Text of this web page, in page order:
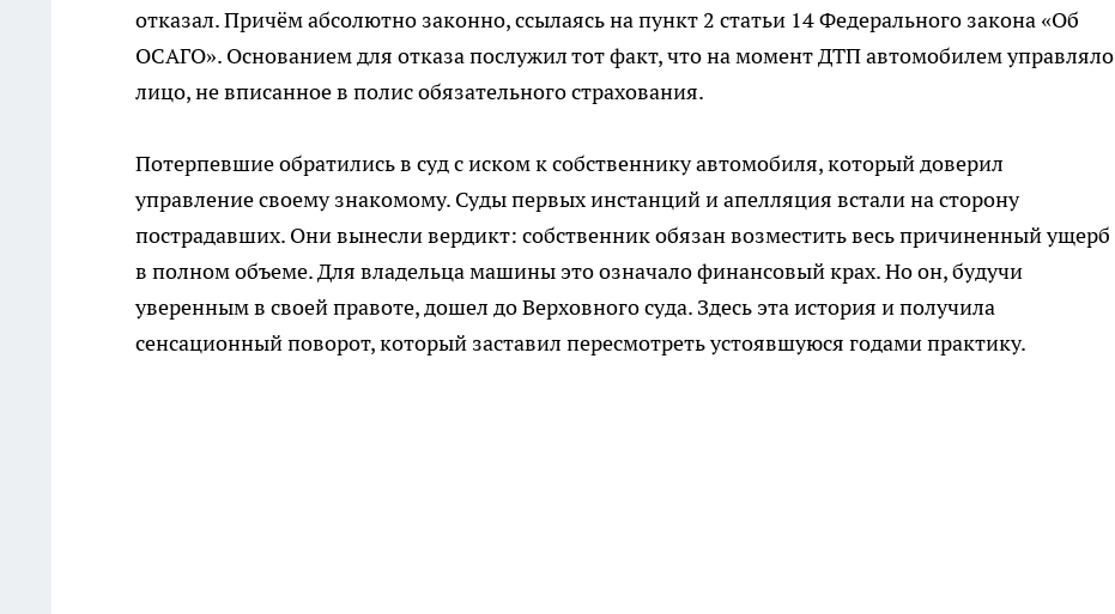
отказал. Причём абсолютно законно, ссылаясь на пункт 2 статьи 14 Федерального закона «Об
ОСАГО». Основанием для отказа послужил тот факт, что на момент ДТП автомобилем управляло
лицо, не вписанное в полис обязательного страхования.
Потерпевшие обратились в суд с иском к собственнику автомобиля, который доверил
управление своему знакомому. Суды первых инстанций и апелляция встали на сторону
пострадавших. Они вынесли вердикт: собственник обязан возместить весь причиненный ущерб
в полном объеме. Для владельца машины это означало финансовый крах. Но он, будучи
уверенным в своей правоте, дошел до Верховного суда. Здесь эта история и получила
сенсационный поворот, который заставил пересмотреть устоявшуюся годами практику.